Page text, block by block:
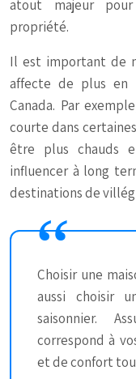
atout majeur
propriété.
Il est important de
affecte de plus en
Canada. Par
courte dans
être plus chauds
influencer à long
destinations de
Choisir une
aussi choisir
saisonnier.
correspond à
et de confort